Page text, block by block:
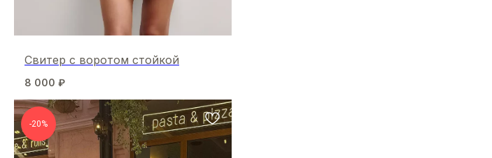
Свитер с воротом стойкой
8 000 ₽
-20%